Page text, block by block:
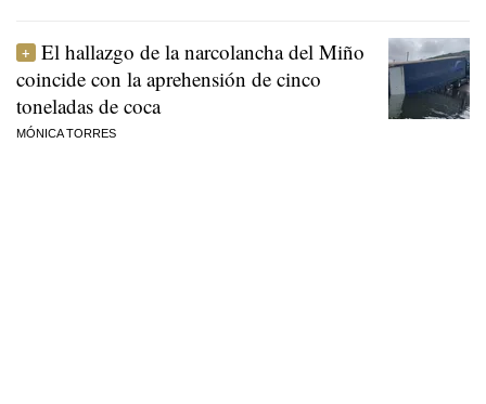
El hallazgo de la narcolancha del Miño
coincide con la aprehensión de cinco
toneladas de coca
MÓNICA TORRES